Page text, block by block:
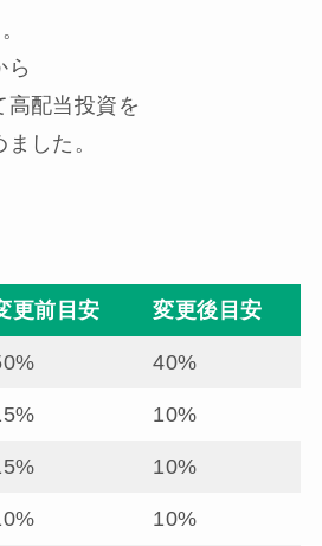
ら
高配当投資を
した。
更前目安 変更後目安
40%
10%
10%
10%